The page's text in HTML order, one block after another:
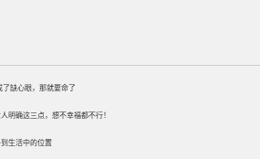
缺心眼，那就要命了
明确这三点，想不幸福都不行！
生活中的位置